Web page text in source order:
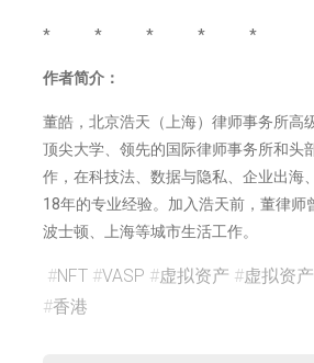
* * * * *
作者简介：
董皓，北京浩天（上海）律师事务所高
顶尖大学、领先的国际律师事务所和头
作，在科技法、数据与隐私、企业出海
18年的专业经验。加入浩天前，董律师
波士顿、上海等城市生活工作。
#NFT #VASP #虚拟资产 #虚拟资
#香港